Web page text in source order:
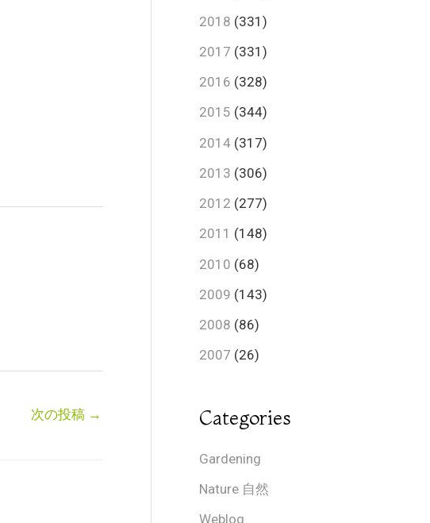
次の投稿 →
2018 (331)
2017 (331)
2016 (328)
2015 (344)
2014 (317)
2013 (306)
2012 (277)
2011 (148)
2010 (68)
2009 (143)
2008 (86)
2007 (26)
Categories
Gardening
Nature 自然
Weblog